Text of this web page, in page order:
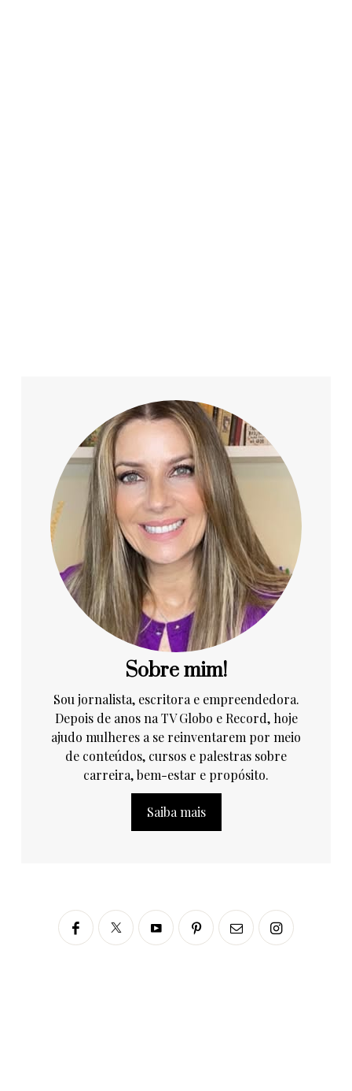
Sobre mim!
Sou jornalista, escritora e empreendedora.
Depois de anos na TV Globo e Record, hoje
ajudo mulheres a se reinventarem por meio
de conteúdos, cursos e palestras sobre
carreira, bem-estar e propósito.
Saiba mais